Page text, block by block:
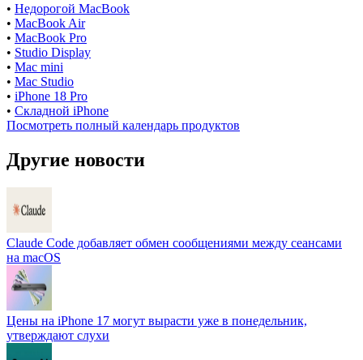
• Недорогой MacBook
• MacBook Air
• MacBook Pro
• Studio Display
• Mac mini
• Mac Studio
• iPhone 18 Pro
• Складной iPhone
Посмотреть полный календарь продуктов
Другие новости
Claude Code добавляет обмен сообщениями между сеансами
на macOS
Цены на iPhone 17 могут вырасти уже в понедельник,
утверждают слухи